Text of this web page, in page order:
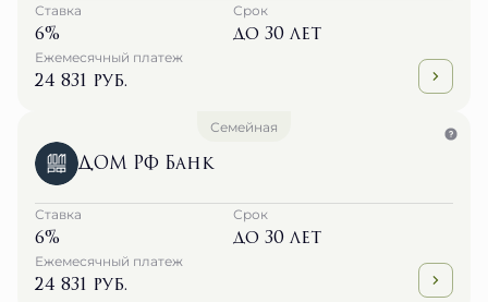
Ставка
6%
Срок
до 30 лет
Ежемесячный платеж
24 831 руб.
Семейная
ДОМ РФ Банк
Ставка
6%
Срок
до 30 лет
Ежемесячный платеж
24 831 руб.